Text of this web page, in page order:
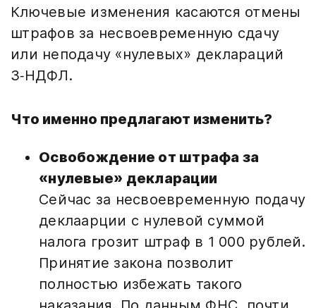
Ключевые изменения касаются отмены
штрафов за несвоевременную сдачу
или неподачу «нулевых» деклараций
3‑НДФЛ.
Что именно предлагают изменить?
Освобождение от штрафа за
«нулевые» декларации
Сейчас за несвоевременную подачу
деклаарции с нулевой суммой
налога грозит штраф в 1 000 рублей.
Принятие закона позволит
полностью избежать такого